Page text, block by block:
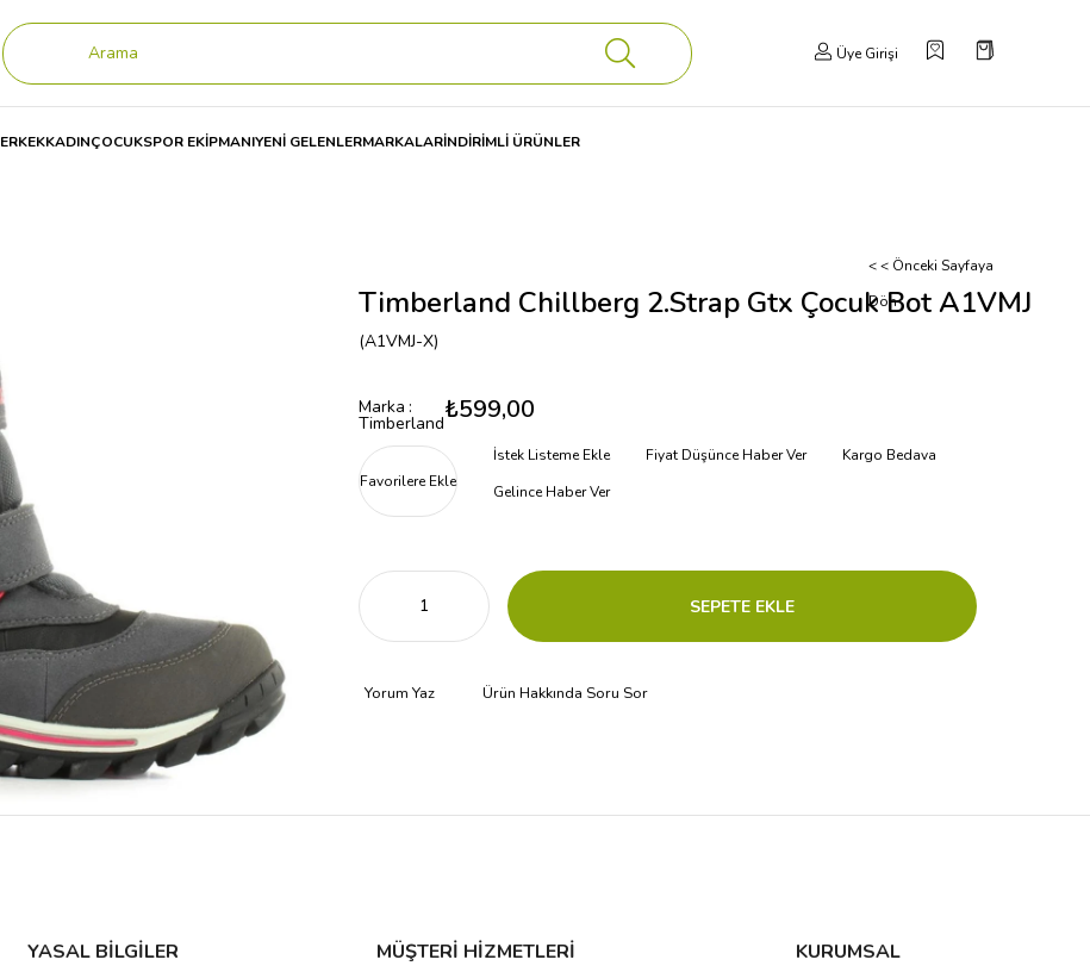
Üye Girişi
ERKEKKADINÇOCUKSPOR EKİPMANIYENİ GELENLERMARKALARİNDİRİMLİ ÜRÜNLER
< < Önceki Sayfaya
Dön
Timberland Chillberg 2.Strap Gtx Çocuk Bot A1VMJ
(A1VMJ-X)
Marka :
Timberland₺599,00
Favorilere Ekle
İstek Listeme Ekle Fiyat Düşünce Haber Ver
Kargo Bedava
Gelince Haber Ver
Yorum Yaz Ürün Hakkında Soru Sor
YASAL BİLGİLER MÜŞTERİ HİZMETLERİ KURUMSAL